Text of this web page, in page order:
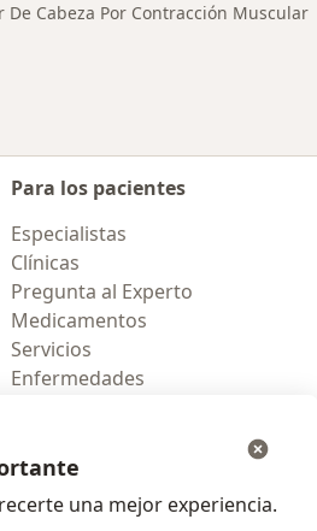
De Cabeza Por Contracción Muscular
Para los pacientes
Especialistas
Clínicas
Pregunta al Experto
Medicamentos
Servicios
Enfermedades
una mejor experiencia.